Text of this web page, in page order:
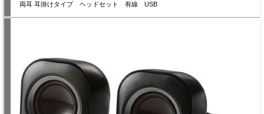
両耳 耳掛けタイプ ヘッドセット 有線 USB